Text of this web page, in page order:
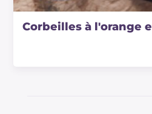
Corbeilles à l'orange